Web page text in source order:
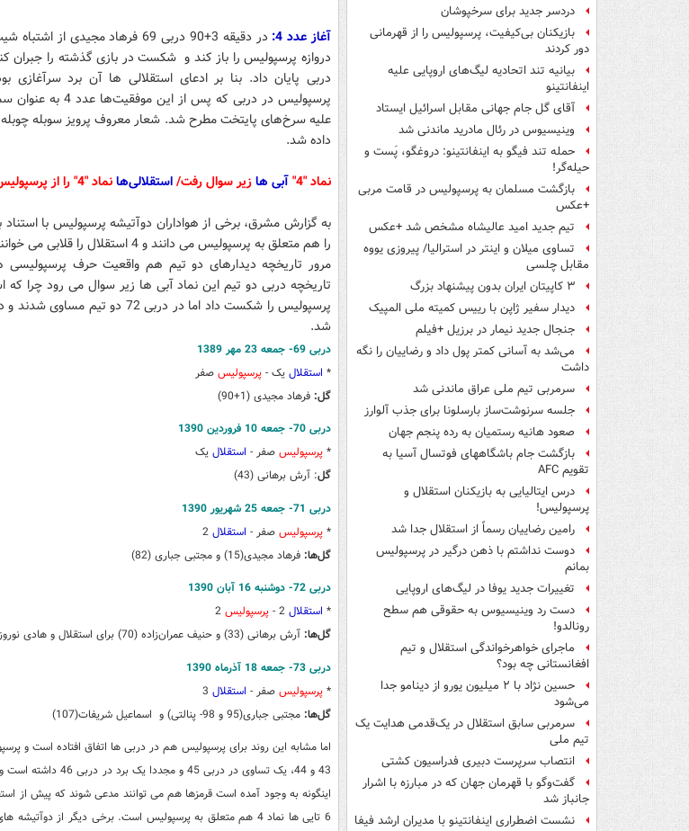
دردسر جدید برای سرخپوشان
بازیکنان بی‌کیفیت، پرسپولیس را از قهرمانی
دور کردند
بیانیه تند اتحادیه لیگ‌های اروپایی علیه
اینفانتینو
آقای گل جام جهانی مقابل اسرائیل ایستاد
وینیسیوس در رئال مادرید ماندنی شد
حمله تند فیگو به اینفانتینو: دروغگو، پَست‌ و
حیله‌گر!
بازگشت مسلمان به پرسپولیس در قامت مربی
+عکس
تیم جدید امید عالیشاه مشخص شد +عکس
تساوی میلان و اینتر در استرالیا/ پیروزی یووه
مقابل چلسی
۳ کاپیتان ایران بدون پیشنهاد بزرگ
دیدار سفیر ژاپن با رییس کمیته ملی المپیک
جنجال جدید نیمار در برزیل +فیلم
می‌شد به آسانی کمتر پول داد و رضاییان را نگه
داشت
سرمربی تیم ملی عراق ماندنی شد
جلسه سرنوشت‌ساز بارسلونا برای جذب آلوارز
صعود هانیه رستمیان به رده پنجم جهان
بازگشت جام باشگاههای فوتسال آسیا به
تقویم AFC
درس ایتالیایی‌ به بازیکنان استقلال و
پرسپولیس!
رامین رضاییان رسماً از استقلال جدا شد
دوست نداشتم با ذهن درگیر در پرسپولیس
بمانم
تغییرات جدید یوفا در لیگ‌های اروپایی
دست رد وینیسیوس به حقوقی هم سطح
رونالدو!
ماجرای خواهرخواندگی استقلال و تیم
افغانستانی چه بود؟
حسین نژاد با ۲ میلیون یورو از دینامو جدا
می‌شود
سرمربی سابق استقلال در یک‌قدمی هدایت یک
تیم ملی
انتصاب سرپرست دبیری فدراسیون کشتی
گفت‌وگو با قهرمان جهان که در مبارزه با اشرار
جانباز شد
نشست اضطراری اینفانتینو با مدیران ارشد فیفا
آغاز عدد 4:
در دقیقه 3+90 دربی 69 فرهاد
پرسپولیس در دربی که
علیه سرخ‌های پایتخت مطرح شد. شعار معروف پرویز سوبله
داده شد.
نماد "4" آبی هازیر سوال رفت/استقلالی‌هانماد "4" را از پرسپولیس دزدیدند!
را هم متعلق به پرسپولیس می دانند و 4 استقلال را قلابی می خوانند.
مرور تاریخچه دیدارهای دو تیم هم واقعیت حرف پرسپولیسی
شد.
دربی 69- جمعه 23 مهر 1389
* استقلال یک - پرسپولیس صفر
گل‌: فرهاد مجیدی (1+90)
دربی 70- جمعه 10 فروردین 1390
* پرسپولیس صفر - استقلال یک
گل: آرش برهانی (43)
دربی 71- جمعه 25 شهریور 1390
* پرسپولیس صفر - استقلال 2
گل‌ها: فرهاد مجیدی(15) و مجتبی جباری (82)
دربی 72- دوشنبه 16 آبان‌ 1390
* استقلال 2 - پرسپولیس 2
گل‌‌ها: آرش برهانی (33) و حنیف عمران‌زاده (70) برای استقلال و هادی نوروزی (7- پنالتی و 47) برای پرسپولیس
دربی 73- جمعه 18 آذرماه 1390
* پرسپولیس صفر - استقلال 3
گل‌‎ها:
مجتبی جباری(95 و 98- پنالتی) و اسماعیل شریفات(107)